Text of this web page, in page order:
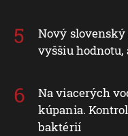
Nový
vyššiu hodnotu,
Na viacerých
kúpania.
baktérií